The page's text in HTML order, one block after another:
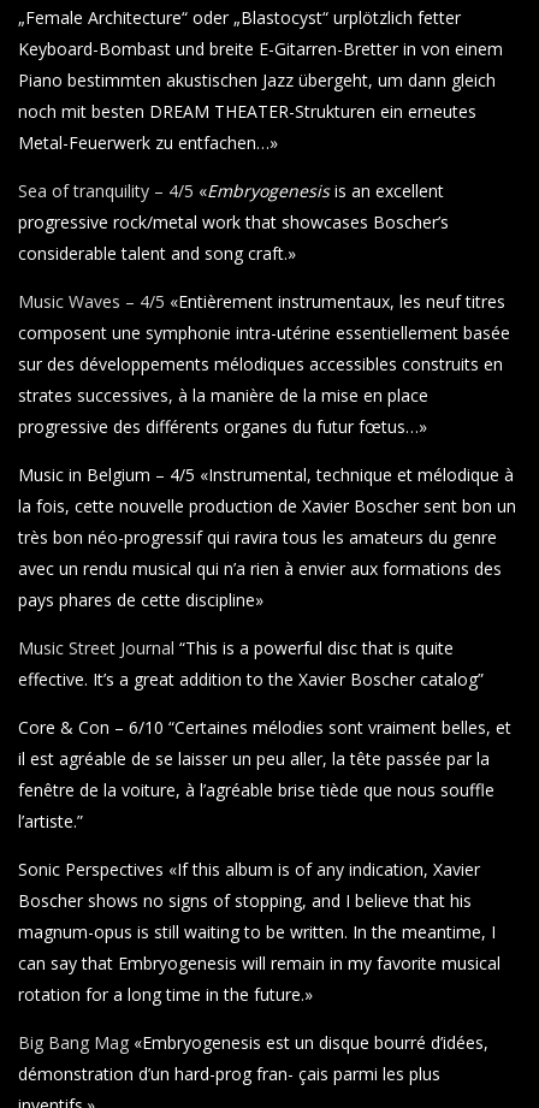
„Female Architecture“ oder „Blastocyst“ urplötzlich fetter
Keyboard-Bombast und breite E-Gitarren-Bretter in von einem
Piano bestimmten akustischen Jazz übergeht, um dann gleich
noch mit besten DREAM THEATER-Strukturen ein erneutes
Metal-Feuerwerk zu entfachen…»
Sea of tranquility – 4/5 «Embryogenesisis an excellent
progressive rock/metal work that showcases Boscher’s
considerable talent and song craft.»
Music Waves – 4/5 «Entièrement instrumentaux, les neuf titres
composent une symphonie intra-utérine essentiellement basée
sur des développements mélodiques accessibles construits en
strates successives, à la manière de la mise en place
progressive des différents organes du futur fœtus…»
Music in Belgium – 4/5 «Instrumental, technique et mélodique à
la fois, cette nouvelle production de Xavier Boscher sent bon un
très bon néo-progressif qui ravira tous les amateurs du genre
avec un rendu musical qui n’a rien à envier aux formations des
pays phares de cette discipline»
Music Street Journal “This is a powerful disc that is quite
effective. It’s a great addition to the Xavier Boscher catalog”
Core & Con – 6/10 “Certaines mélodies sont vraiment belles, et
il est agréable de se laisser un peu aller, la tête passée par la
fenêtre de la voiture, à l’agréable brise tiède que nous souffle
l’artiste.”
Sonic Perspectives «If this album is of any indication, Xavier
Boscher shows no signs of stopping, and I believe that his
magnum-opus is still waiting to be written. In the meantime, I
can say that Embryogenesis will remain in my favorite musical
rotation for a long time in the future.»
Big Bang Mag «Embryogenesis est un disque bourré d’idées,
démonstration d’un hard-prog fran- çais parmi les plus